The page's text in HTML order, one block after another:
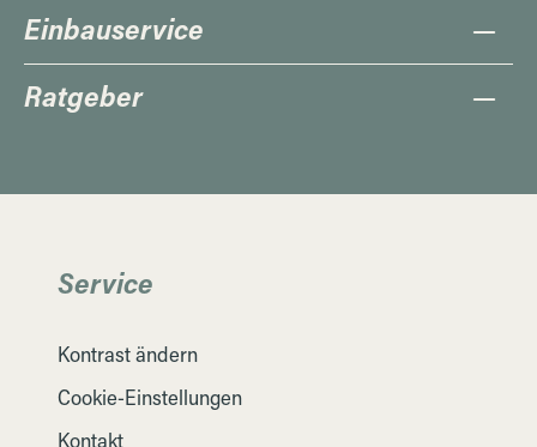
Einbauservice
Ratgeber
Service
Kontrast ändern
Cookie-Einstellungen
Kontakt